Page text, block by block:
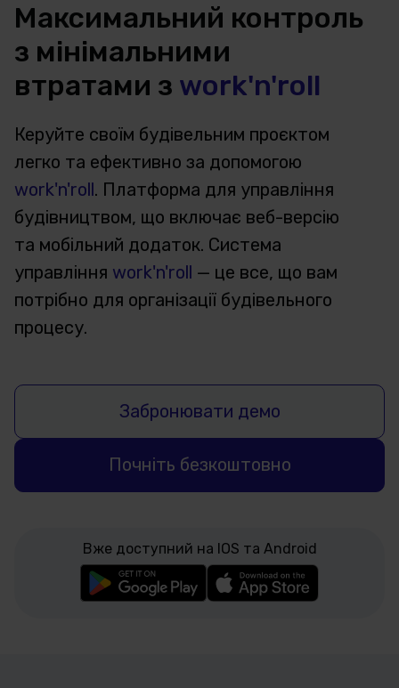
Максимальний контроль
з мінімальними
втратами з work'n'roll
Керуйте своїм будівельним проєктом
легко та ефективно за допомогою
work'n'roll . Платформа для управління
будівництвом, що включає веб-версію
та мобільний додаток. Система
управління work'n'roll
— це все, що вам
потрібно для організації будівельного
процесу.
Забронювати демо
Почніть безкоштовно
Вже доступний на IOS та Android